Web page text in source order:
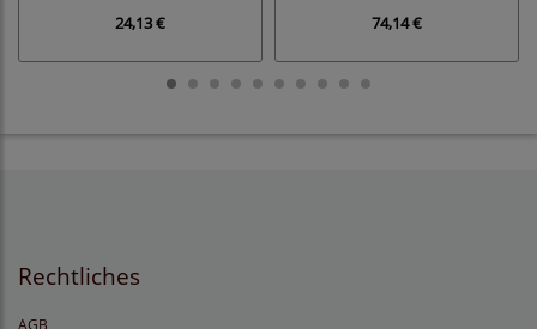
24,13 € 74,14 €
Rechtliches
AGB